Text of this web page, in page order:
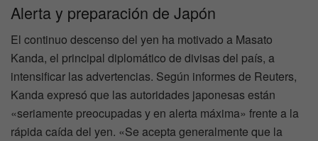
Alerta y preparación de Japón
El continuo descenso del yen ha motivado a Masato
Kanda, el principal diplomático de divisas del país, a
intensificar las advertencias. Según informes de Reuters,
Kanda expresó que las autoridades japonesas están
«seriamente preocupadas y en alerta máxima» frente a la
rápida caída del yen. «Se acepta generalmente que la